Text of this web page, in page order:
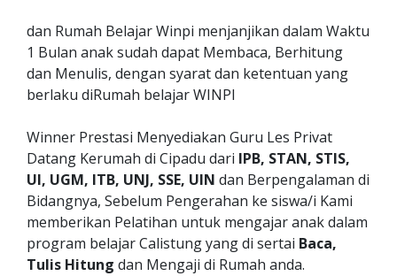
dan Rumah Belajar Winpi menjanjikan dalam Waktu
1 Bulan anak sudah dapat Membaca, Berhitung
dan Menulis, dengan syarat dan ketentuan yang
berlaku diRumah belajar WINPI
Winner Prestasi Menyediakan Guru Les Privat
Datang Kerumah di Cipadu dari IPB, STAN, STIS,
UI, UGM, ITB, UNJ, SSE, UIN dan Berpengalaman di
Bidangnya, Sebelum Pengerahan ke siswa/i Kami
memberikan Pelatihan untuk mengajar anak dalam
program belajar Calistung yang di sertai Baca,
Tulis Hitung dan Mengaji di Rumah anda.